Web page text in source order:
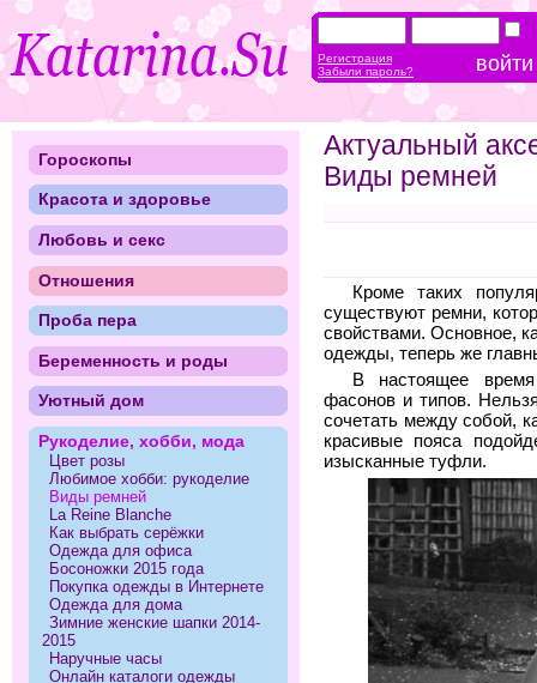
Актуальный
Виды ремней
Кроме таких
существуют ремни,
свойствами. Основное,
одежды, теперь же
В настоящее
фасонов и типов.
сочетать между собой,
красивые пояса
изысканные туфли.
Гороскопы
Красота и здоровье
Любовь и секс
Отношения
Проба пера
Беременность и роды
Уютный дом
Рукоделие, хобби, мода
Цвет розы
Любимое хобби: рукоделие
Виды ремней
La Reine Blanche
Как выбрать серёжки
Одежда для офиса
Босоножки 2015 года
Покупка одежды в Интернете
Одежда для дома
Зимние женские шапки 2014-
2015
Наручные часы
Онлайн каталоги одежды
Регистрация
Забыли пароль?